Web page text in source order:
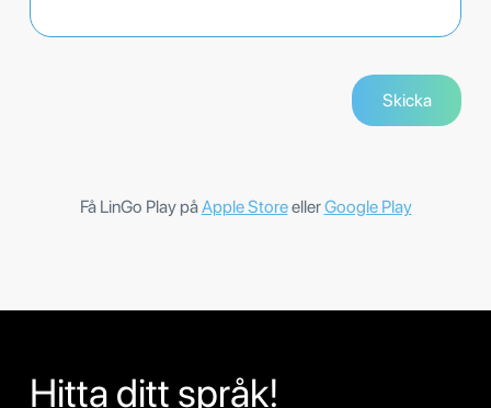
Få LinGo Play påApple StoreellerGoogle Play
Hitta ditt språk!